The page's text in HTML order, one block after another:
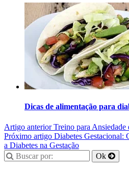
Dicas de alimentação para
Artigo anteriorTreino para Ansiedade
Próximo artigo Diabetes Gestacional:
a Diabetes na Gestação